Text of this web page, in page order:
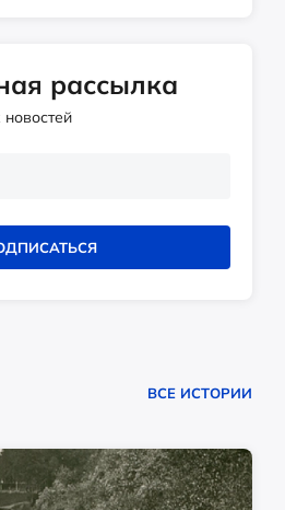
рассылка
ВСЕ ИСТОРИИ